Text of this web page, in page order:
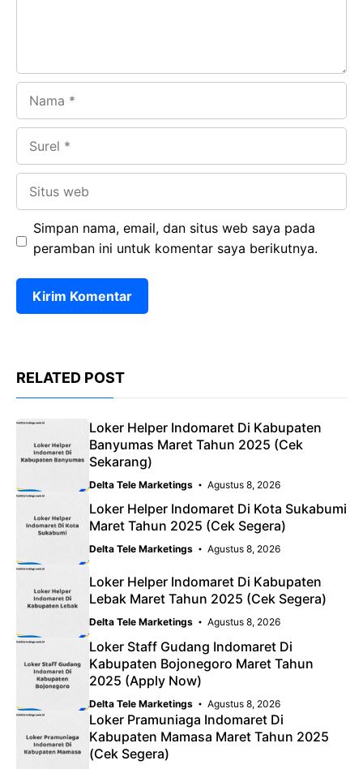
Simpan nama, email, dan situs web saya pada
peramban ini untuk komentar saya berikutnya.
RELATED POST
Loker Helper Indomaret Di Kabupaten
Banyumas Maret Tahun 2025 (Cek
Sekarang)
Delta Tele Marketings Agustus 8, 2026
Loker Helper Indomaret Di Kota Sukabumi
Maret Tahun 2025 (Cek Segera)
Delta Tele Marketings Agustus 8, 2026
Loker Helper Indomaret Di Kabupaten
Lebak Maret Tahun 2025 (Cek Segera)
Delta Tele Marketings Agustus 8, 2026
Loker Staff Gudang Indomaret Di
Kabupaten Bojonegoro Maret Tahun
2025 (Apply Now)
Delta Tele Marketings Agustus 8, 2026
Loker Pramuniaga Indomaret Di
Kabupaten Mamasa Maret Tahun 2025
(Cek Segera)